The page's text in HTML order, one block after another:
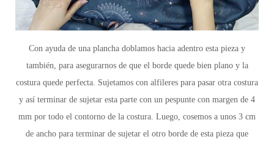
Con ayuda de una plancha doblamos hacia adentro esta pieza y
también, para asegurarnos de que el borde quede bien plano y la
costura quede perfecta. Sujetamos con alfileres para pasar otra costura
y así terminar de sujetar esta parte con un pespunte con margen de 4
mm por todo el contorno de la costura. Luego, cosemos a unos 3 cm
de ancho para terminar de sujetar el otro borde de esta pieza que